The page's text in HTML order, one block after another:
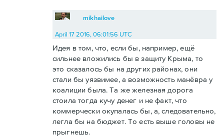
mikhailove
April 17 2016, 06:01:56 UTC
Идея в том, что, если бы, например, ещё
сильнее вложились бы в защиту Крыма, то
это сказалось бы на других районах, они
стали бы уязвимее, а возможность манёвра у
коалиции была. Та же железная дорога
стоила тогда кучу денег и не факт, что
коммерчески окупалась бы, а, следовательно,
легла бы на бюджет. То есть выше головы не
прыгнешь.